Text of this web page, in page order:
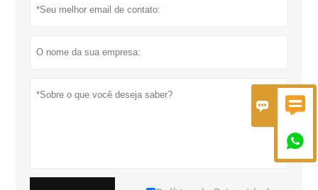
 
